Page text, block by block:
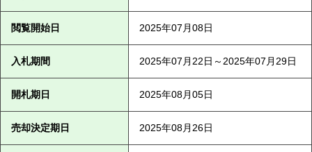
閲覧開始日 2025年07月08日
入札期間 2025年07月22日～2025年07月29日
開札期日 2025年08月05日
売却決定期日 2025年08月26日